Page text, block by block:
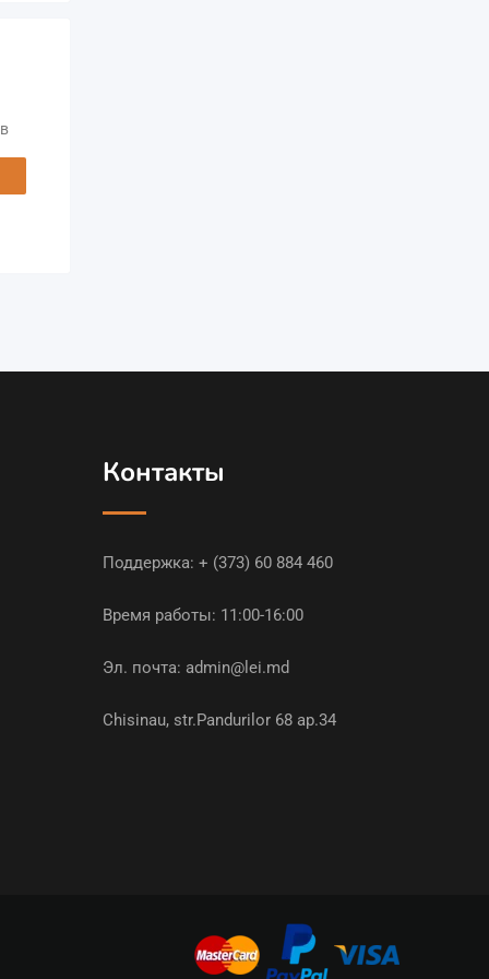
Контакты
Поддержка: + (373) 60 884 460
Время работы: 11:00-16:00
Эл. почта: admin@lei.md
Chisinau, str.Pandurilor 68 ap.34